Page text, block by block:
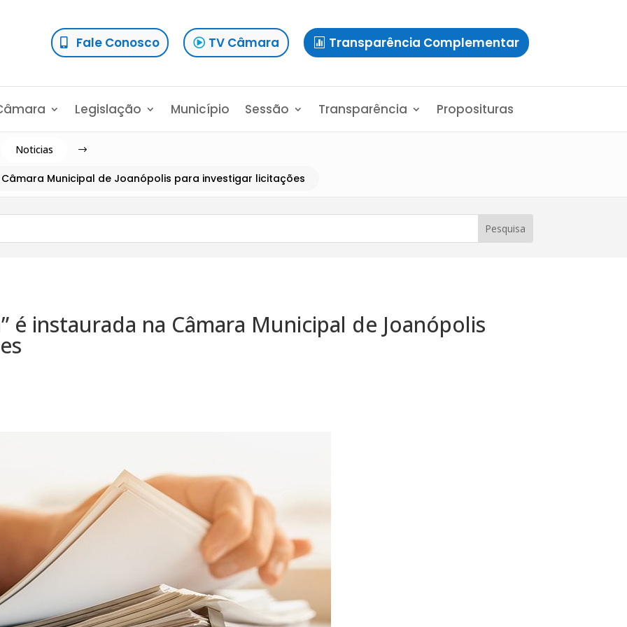
Fale Conosco TV Câmara Transparência Complementar
Legislação Município Sessão Transparência Proposituras
Noticias $
Câmara Municipal de Joanópolis para investigar licitações
é instaurada na Câmara Municipal de Joanópolis